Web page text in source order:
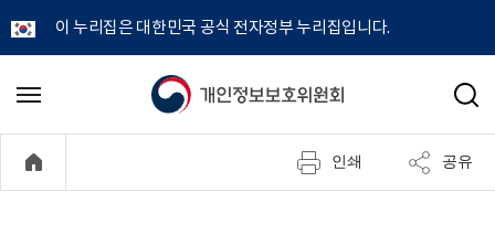
이 누리집은 대한민국 공식 전자정부 누리집입니다.
개
정
메
기
검
인쇄 공유